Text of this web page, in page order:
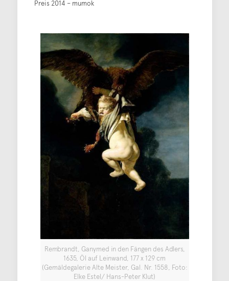
Preis 2014 – mumok
Rembrandt, Ganymed in den Fängen des Adlers,
1635, Öl auf Leinwand, 177 x 129 cm
(Gemäldegalerie Alte Meister, Gal. Nr. 1558, Foto:
Elke Estel/ Hans-Peter Klut)